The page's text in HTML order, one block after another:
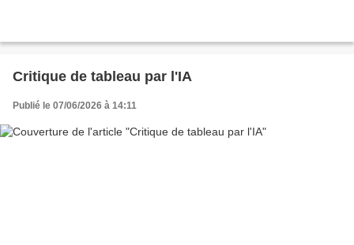
Critique de tableau par l'IA
Publié le 07/06/2026 à 14:11